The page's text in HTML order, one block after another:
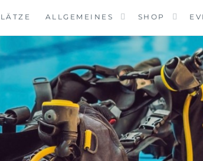
ALLGEMEINES SHOP